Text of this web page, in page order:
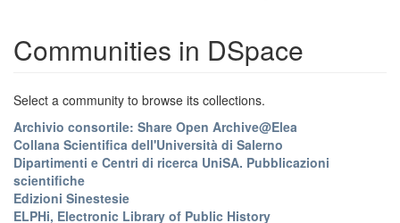
Communities in DSpace
Select a community to browse its collections.
Archivio consortile: Share Open Archive@Elea
Collana Scientifica dell'Università di Salerno
Dipartimenti e Centri di ricerca UniSA. Pubblicazioni
scientifiche
Edizioni Sinestesie
ELPHi, Electronic Library of Public History